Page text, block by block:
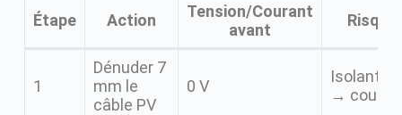
Étape Action
Tension/Courant
avant
1
Dénuder 7
mm le
câble PV
0 V
Isolant
→ court-